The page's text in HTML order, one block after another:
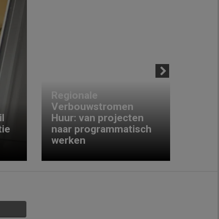
Regionale
Verbouwstromen
Huur: van projecten
naar programmatisch
werken